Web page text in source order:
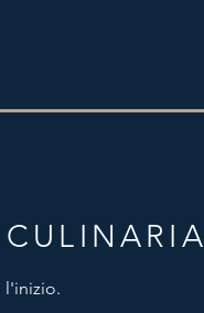
l'inizio.